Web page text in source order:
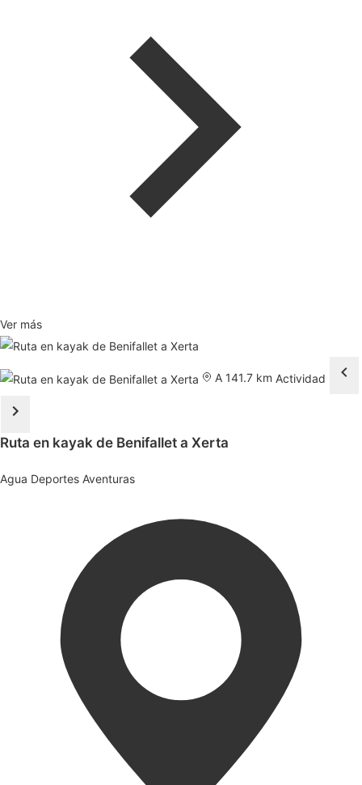
Ver más
A 141.7 km Actividad
Ruta en kayak de Benifallet a Xerta
Agua Deportes Aventuras